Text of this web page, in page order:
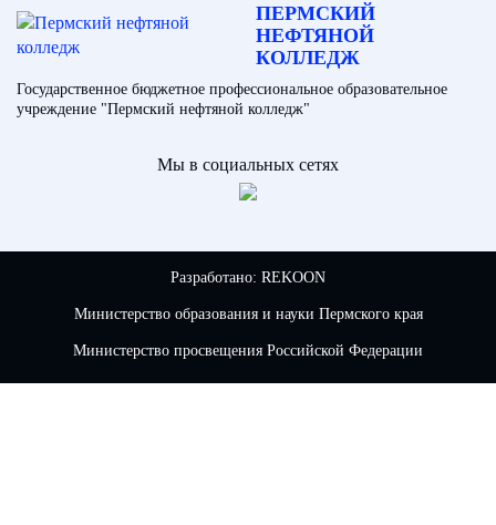
ПЕРМСКИЙ
НЕФТЯНОЙ
КОЛЛЕДЖ
Государственное бюджетное профессиональное образовательное
учреждение "Пермский нефтяной колледж"
Мы в социальных сетях
Разработано: REKOON
Министерство образования и науки Пермского края
Министерство просвещения Российской Федерации